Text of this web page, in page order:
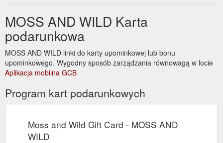
Dream Tarot Cards and Guide - MOSS AND WILD
What do the
cards say about your future? Call upon the Divine to find
out.Here is a sample of what the High Priestess has to
say,"You have good intuition - follow that intuition and do not
second guess yourself. When your gut tells you it is right to do
so, you may also rely on the intuition of others..." Contains: 78
https://www.mossandwild.com.au/products/dream-tarot-cards-
and-guide
MOSS AND WILD Karta
podarunkowa
MOSS AND WILD linki do karty upominkowej lub bonu
upominkowego. Wygodny sposób zarządzania równowagą w locie
Aplikacja mobilna GCB
Program kart podarunkowych
Moss and Wild Gift Card - MOSS AND
WILD